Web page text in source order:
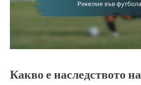
Какво е наследството